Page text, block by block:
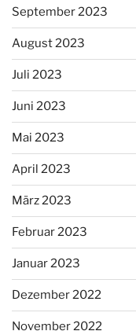
September 2023
August 2023
Juli 2023
Juni 2023
Mai 2023
April 2023
März 2023
Februar 2023
Januar 2023
Dezember 2022
November 2022